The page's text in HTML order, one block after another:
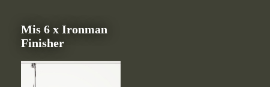
Mis 6 x Ironman
Finisher